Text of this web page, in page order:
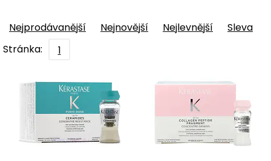
Nejprodávanější Nejnovější Nejlevnější
Sleva
Stránka:
1